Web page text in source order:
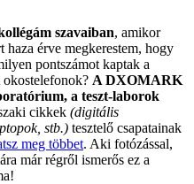
szavaiban, amikor
érve megkerestem, hogy
pontszámot kaptak a
okostelefonok? A DXOMARK
a teszt-laborok
cikkek (digitális
stb.) tesztelő csapatainak
meg többet. Aki fotózással,
már régről ismerős ez a